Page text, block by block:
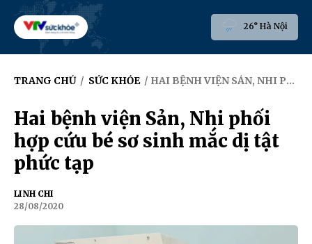
26° Hà Nội
TRANG CHỦ / SỨC KHỎE / HAI BỆNH VIỆN SẢN, NHI PHỐI HỢP CỨU BÉ SƠ SINH MẮC DỊ TẬT PHỨC TẠP
Hai bệnh viện Sản, Nhi phối
hợp cứu bé sơ sinh mắc dị tật
phức tạp
LINH CHI
28/08/2020